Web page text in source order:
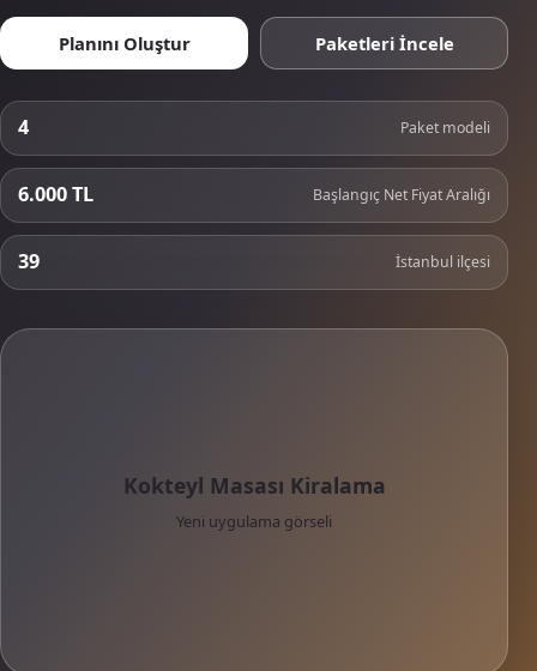
Planını Oluştur Paketleri İncele
4 Paket modeli
6.000 TL Başlangıç Net Fiyat Aralığı
39 İstanbul ilçesi
Kokteyl Masası Kiralama
Yeni uygulama görseli